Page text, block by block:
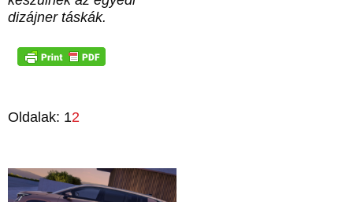
dizájner táskák.
Oldalak: 12